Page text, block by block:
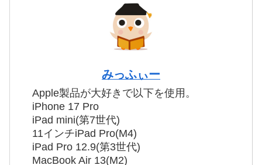
みっふぃー
Apple製品が大好きで以下を使用。
iPhone 17 Pro
iPad mini(第7世代)
11インチiPad Pro(M4)
iPad Pro 12.9(第3世代)
MacBook Air 13(M2)